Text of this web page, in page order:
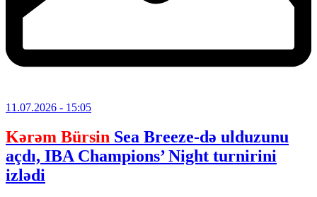
11.07.2026 - 15:05
Kərəm Bürsin Sea Breeze-də ulduzunu
açdı, IBA Champions’ Night turnirini
izlədi